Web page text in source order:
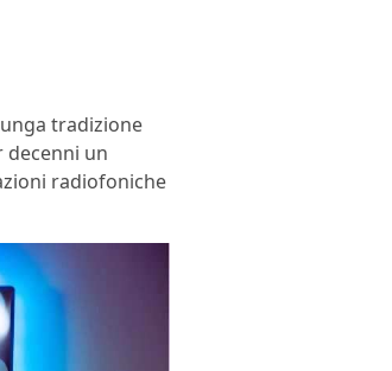
tradizione
decenni un
radiofoniche